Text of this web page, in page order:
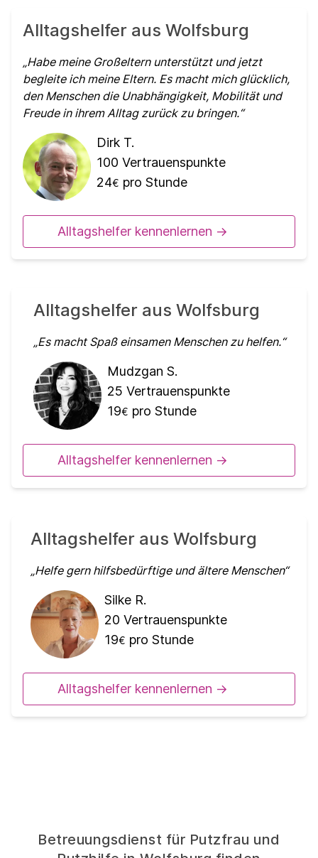
Alltagshelfer aus Wolfsburg
Habe meine Großeltern unterstützt und jetzt
begleite ich meine Eltern. Es macht mich glücklich,
den Menschen die Unabhängigkeit, Mobilität und
Freude in ihrem Alltag zurück zu bringen.
Dirk T.
100 Vertrauenspunkte
24€ pro Stunde
Alltagshelfer kennenlernen ->
Alltagshelfer aus Wolfsburg
Es macht Spaß einsamen Menschen zu helfen.
Mudzgan S.
25 Vertrauenspunkte
19€ pro Stunde
Alltagshelfer kennenlernen ->
Alltagshelfer aus Wolfsburg
Helfe gern hilfsbedürftige und ältere Menschen
Silke R.
20 Vertrauenspunkte
19€ pro Stunde
Alltagshelfer kennenlernen ->
Betreuungsdienst für Putzfrau und